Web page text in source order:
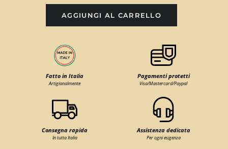
AGGIUNGI AL CARRELLO
Fatto in Italia
Artigianalmente
Pagamenti protetti
Visa/Mastercard/Paypal
Consegna rapida
In tutta Italia
Assistenza dedicata
Per ogni esigenza